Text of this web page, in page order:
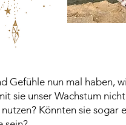
Gefühle nun mal haben,
sie unser Wachstum
Könnten sie sogar